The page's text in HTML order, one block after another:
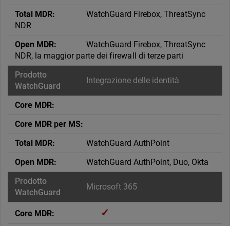
WatchGuard Firebox, ThreatSync
NDR
WatchGuard Firebox, ThreatSync
NDR, la maggior parte dei firewall di terze parti
Integrazione delle identità
WatchGuard AuthPoint
WatchGuard AuthPoint, Duo, Okta
Microsoft 365
✓